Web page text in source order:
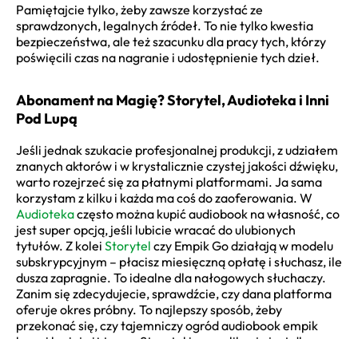
Pamiętajcie tylko, żeby zawsze korzystać ze
sprawdzonych, legalnych źródeł. To nie tylko kwestia
bezpieczeństwa, ale też szacunku dla pracy tych, którzy
poświęcili czas na nagranie i udostępnienie tych dzieł.
Abonament na Magię? Storytel, Audioteka i Inni
Pod Lupą
Jeśli jednak szukacie profesjonalnej produkcji, z udziałem
znanych aktorów i w krystalicznie czystej jakości dźwięku,
warto rozejrzeć się za płatnymi platformami. Ja sama
korzystam z kilku i każda ma coś do zaoferowania. W
Audiotekaczęsto można kupić audiobook na własność, co
jest super opcją, jeśli lubicie wracać do ulubionych
tytułów. Z kolei Storytel czy Empik Go działają w modelu
subskrypcyjnym – płacisz miesięczną opłatę i słuchasz, ile
dusza zapragnie. To idealne dla nałogowych słuchaczy.
Zanim się zdecydujecie, sprawdźcie, czy dana platforma
oferuje okres próbny. To najlepszy sposób, żeby
przekonać się, czy tajemniczy ogród audiobook empik